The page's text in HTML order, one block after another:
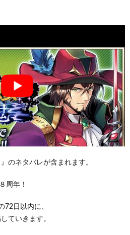
のネタバレが含まれます。
周年！
72日以内に、
ていきます。